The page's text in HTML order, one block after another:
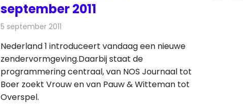
september 2011
5 september 2011
Nederland 1 introduceert vandaag een nieuwe
zendervormgeving.Daarbij staat de
programmering centraal, van NOS Journaal tot
Boer zoekt Vrouw en van Pauw & Witteman tot
Overspel.